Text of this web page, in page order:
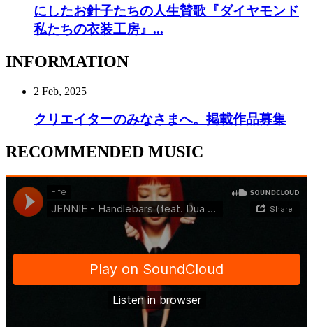
にしたお針子たちの人生賛歌『ダイヤモンド
私たちの衣装工房』...
INFORMATION
2 Feb, 2025
クリエイターのみなさまへ。掲載作品募集
RECOMMENDED MUSIC